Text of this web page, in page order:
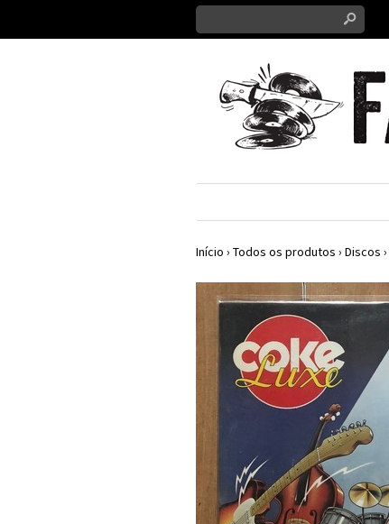
s
Início › Todos os produtos › Discos ›